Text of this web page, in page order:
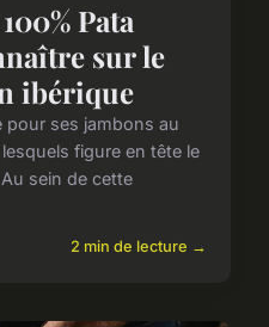
Pata
sur le
ibérique
pour ses jambons au
figure en tête le
sein de cette
2 min de lecture →